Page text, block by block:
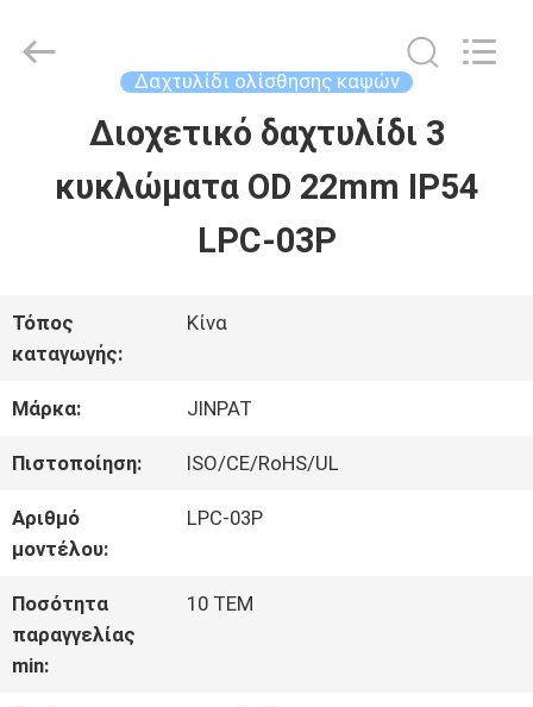
ΕΜΦΆΝΙΣΗ
VR
ΠΕΡΊΠΟΥ
ΕΜΕΊΣ
ΓΎΡΟΣ
ΕΡΓΟΣΤΑΣΊΩΝ
Electronics
Δαχτυλίδι ολίσθησης καψών
Διοχετικό δαχτυλίδι 3
κυκλώματα OD 22mm IP54
LPC-03P
Τόπος
καταγωγής:
Κίνα
Μάρκα: JINPAT
Πιστοποίηση: ISO/CE/RoHS/UL
Αριθμό
μοντέλου:
LPC-03P
Ποσότητα
παραγγελίας
min:
10 ΤΕΜ